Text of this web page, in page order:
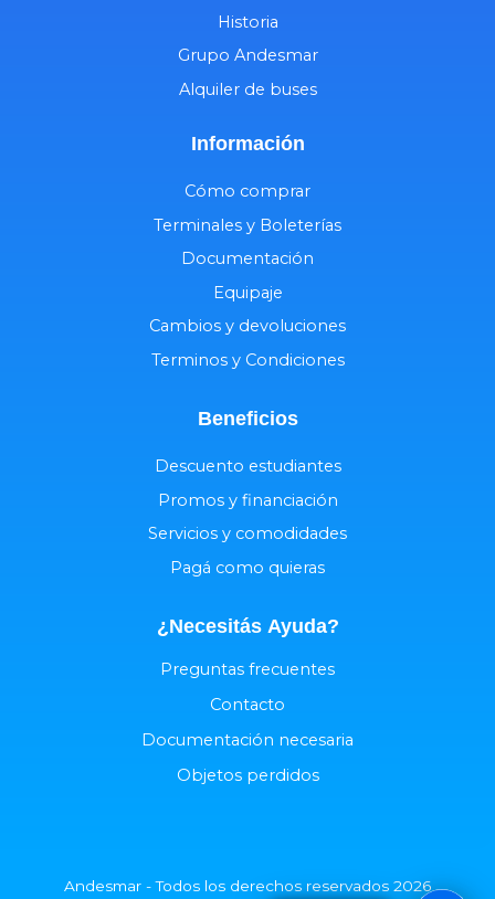
Historia
Grupo Andesmar
Alquiler de buses
Información
Cómo comprar
Terminales y Boleterías
Documentación
Equipaje
Cambios y devoluciones
Terminos y Condiciones
Beneficios
Descuento estudiantes
Promos y financiación
Servicios y comodidades
Pagá como quieras
¿Necesitás Ayuda?
Preguntas frecuentes
Contacto
Documentación necesaria
Objetos perdidos
Andesmar - Todos los derechos reservados 2026